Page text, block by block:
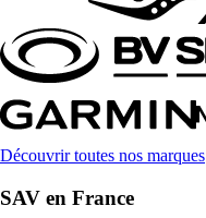
Découvrir toutes nos marques
SAV en France